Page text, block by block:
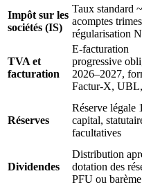
Impôt sur les
sociétés (IS)
Taux standard
acomptes
régularisation
TVA et
facturation
E‑facturation
progressive
2026–2027,
Factur‑X,
Réserves
Réserve légale
capital,
facultatives
Dividendes
Distribution
dotation des
PFU ou barème